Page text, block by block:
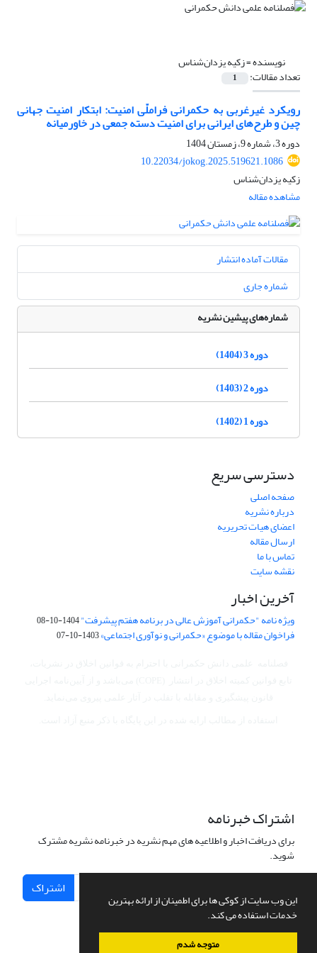
این وب سایت از کوکی ها برای اطمینان از ارائه بهترین
خدمات استفاده می کند.
متوجه شدم
نویسنده =زکیه یزدان‌شناس
تعداد مقالات: 1
رویکرد غیرغربی به حکمرانی فراملّی امنیت: ابتکار امنیت جهانی
چین و طرح‌های ایرانی برای امنیت دسته جمعی در خاورمیانه
دوره 3، شماره 9، زمستان 1404
10.22034/jokog.2025.519621.1086
زکیه یزدان‌شناس
مشاهده مقاله
مقالات آماده انتشار
شماره جاری
شماره‌های پیشین نشریه
دوره 3 (1404)
دوره 2 (1403)
دوره 1 (1402)
دسترسی سریع
صفحه اصلی
درباره نشریه
اعضای هیات تحریریه
ارسال مقاله
تماس با ما
نقشه سایت
آخرین اخبار
ویژه نامه "حکمرانی آموزش عالی در برنامه هفتم پیشرفت"1404-10-08
فراخوان مقاله با موضوع «حکمرانی و نوآوری اجتماعی»1403-10-07
اشتراک خبرنامه
برای دریافت اخبار و اطلاعیه های مهم نشریه در خبرنامه نشریه مشترک
شوید.
اشتراک